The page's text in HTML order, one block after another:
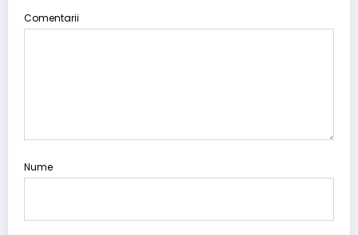
Comentarii
Nume